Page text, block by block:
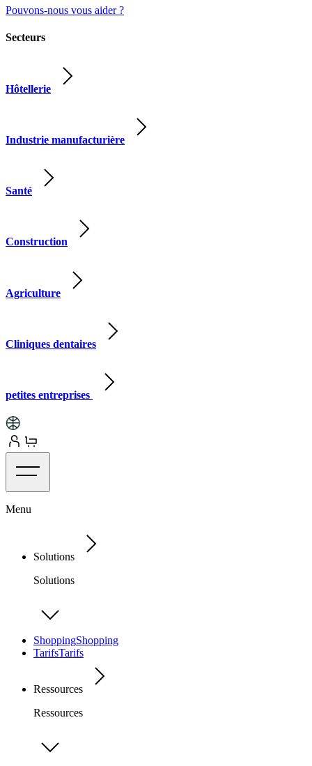
Pouvons-nous vous aider ?
Secteurs
Hôtellerie
Industrie manufacturière
Santé
Construction
Agriculture
Cliniques dentaires
petites entreprises
Menu
Solutions
Solutions
ShoppingShopping
TarifsTarifs
Ressources
Ressources